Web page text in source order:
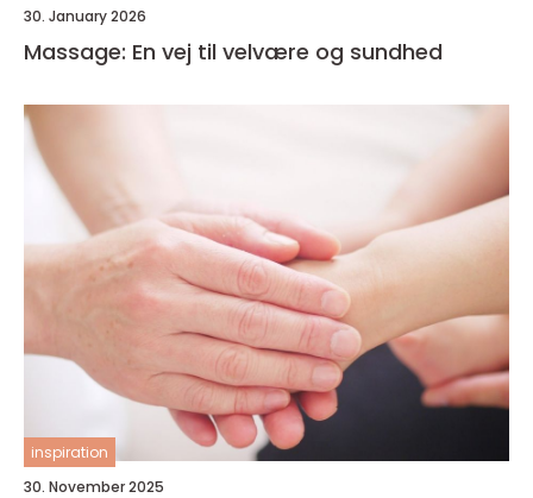
30. January 2026
Massage: En vej til velvære og sundhed
inspiration
30. November 2025